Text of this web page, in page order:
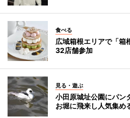
食べる
広域箱根エリアで「
32店舗参加
見る・遊ぶ
小田原城址公園にパ
お堀に飛来し人気集め